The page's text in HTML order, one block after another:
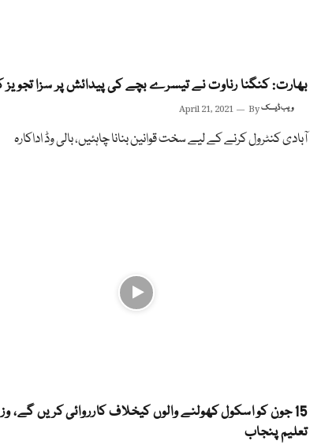
بھارت: کنگنا رناوت نے تیسرے بچے کی پیدائش پر سزا تجویز
April 21, 2021 Byویب ڈیسک
آبادی کنٹرول کرنے کے لیے سخت قوانین بنانا چاہئیں، بالی وڈ اداکارہ
15 جون کو اسکول کھولنے والوں کیخلاف کارروائی کریں گے،
تعلیم پنجاب